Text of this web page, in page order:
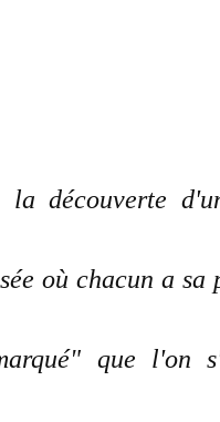
découverte
où chacun a sa
que l'on